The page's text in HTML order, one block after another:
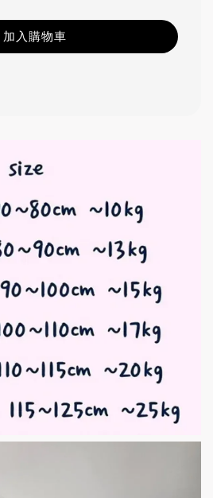
加入購物車